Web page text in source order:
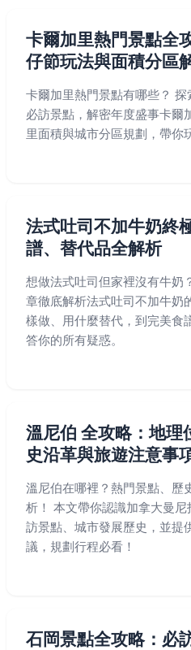
卡爾加里熱門景點全
仔節玩法與面積分區
卡爾加里熱門景點有哪些？
必訪景點，解密年度盛事卡爾
里面積與城市分區規劃，帶你
法式吐司不加牛奶終
譜、替代品全解析
想做法式吐司但家裡沒有牛奶
章徹底解析法式吐司不加牛奶
樣做、用什麼替代，到完美食
答你的所有疑惑。
溫尼伯 全攻略：地理
史沿革與旅遊注意事
溫尼伯在哪裡？熱門景點、歷
析！ 本文帶你認識加拿大曼
訪景點、城市發展歷史，並提
議，規劃行程必看！
石岡景點全攻略：必